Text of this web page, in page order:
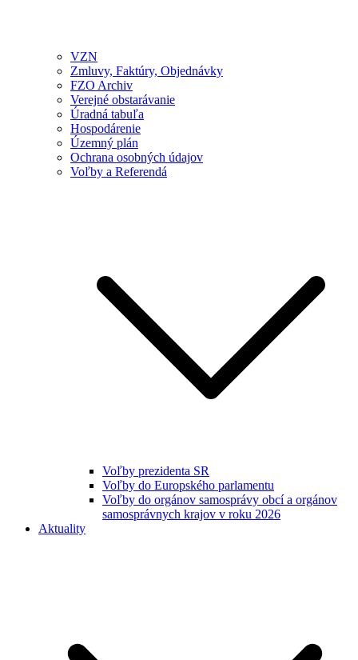
VZN
Zmluvy, Faktúry, Objednávky
FZO Archiv
Verejné obstarávanie
Úradná tabuľa
Hospodárenie
Územný plán
Ochrana osobných údajov
Voľby a Referendá
Voľby prezidenta SR
Voľby do Europského parlamentu
Voľby do orgánov samosprávy obcí a orgánov
samosprávnych krajov v roku 2026
Aktuality